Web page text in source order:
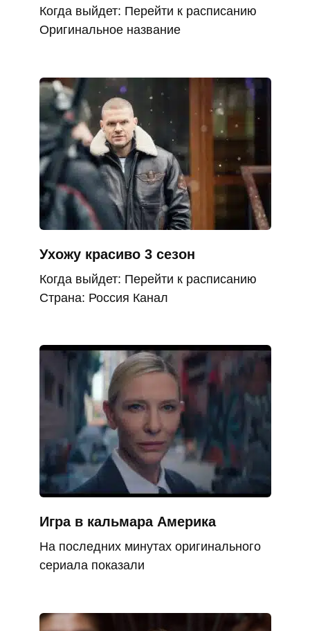
Когда выйдет: Перейти к расписанию
Оригинальное название
Ухожу красиво 3 сезон
Когда выйдет: Перейти к расписанию
Страна: Россия Канал
Игра в кальмара Америка
На последних минутах оригинального
сериала показали